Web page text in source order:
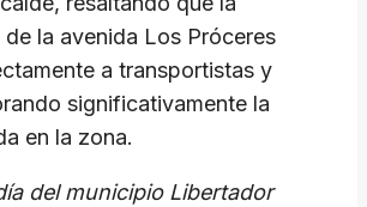
la avenida Los Próceres
a transportistas y
significativamente la
en la zona.
del municipio Libertador